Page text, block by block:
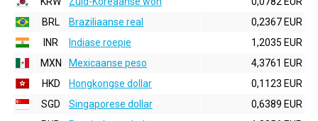
BRL
Braziliaanse real
0,2367 EUR
INR
Indiase roepie
1,2035 EUR
MXN
Mexicaanse peso
4,3761 EUR
HKD
Hongkongse dollar
0,1123 EUR
SGD
Singaporese dollar
0,6389 EUR